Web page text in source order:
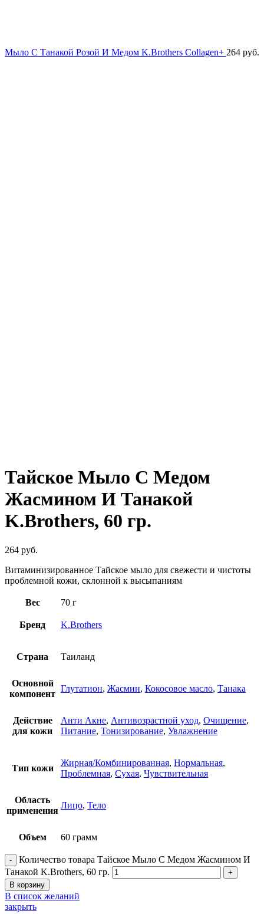
Мыло С Танакой Розой И Медом K.Brothers Collagen+ 264 руб.
Тайское Мыло С Медом
Жасмином И Танакой
K.Brothers, 60 гр.
264 руб.
Витаминизированное Тайское мыло для свежести и чистоты
проблемной кожи, склонной к высыпаниям
Вес 70 г
Бренд K.Brothers
Страна Таиланд
Основной
компонент
Глутатион, Жасмин, Кокосовое масло, Танака
Действие
для кожи
Анти Акне, Антивозрастной уход, Очищение,
Питание, Тонизирование, Увлажнение
Тип кожи
Жирная/Комбинированная, Нормальная,
Проблемная, Сухая, Чувствительная
Область
применения
Лицо, Тело
Объем 60 грамм
Количество товара Тайское Мыло С Медом Жасмином И
Танакой K.Brothers, 60 гр.
В корзину
В список желаний
закрыть